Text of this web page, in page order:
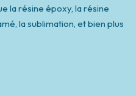
la résine époxy, la résine
la sublimation, et bien plus